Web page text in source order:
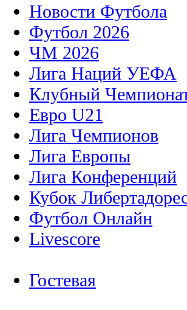
Новости Футбола
Футбол 2026
ЧМ 2026
Лига Наций УЕФА
Клубный
Евро U21
Лига Чемпионов
Лига Европы
Лига Конференций
Кубок
Футбол Онлайн
Livescore
Гостевая